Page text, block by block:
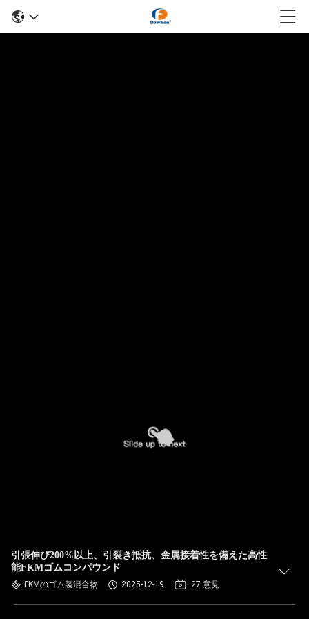
引張伸び200%以上、引裂き抵抗、金属接着性を備えた高性
能FKMゴムコンパウンド
FKMのゴム製混合物 2025-12-19 27 意見